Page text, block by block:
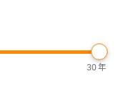
30年